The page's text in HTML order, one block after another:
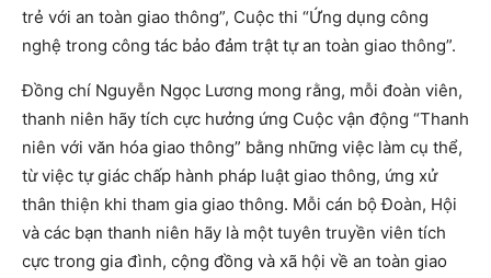
trẻ với an toàn giao thông”, Cuộc thi “Ứng dụng công
nghệ trong công tác bảo đảm trật tự an toàn giao thông”.
Đồng chí Nguyễn Ngọc Lương mong rằng, mỗi đoàn viên,
thanh niên hãy tích cực hưởng ứng Cuộc vận động “Thanh
niên với văn hóa giao thông” bằng những việc làm cụ thể,
từ việc tự giác chấp hành pháp luật giao thông, ứng xử
thân thiện khi tham gia giao thông. Mỗi cán bộ Đoàn, Hội
và các bạn thanh niên hãy là một tuyên truyền viên tích
cực trong gia đình, cộng đồng và xã hội về an toàn giao